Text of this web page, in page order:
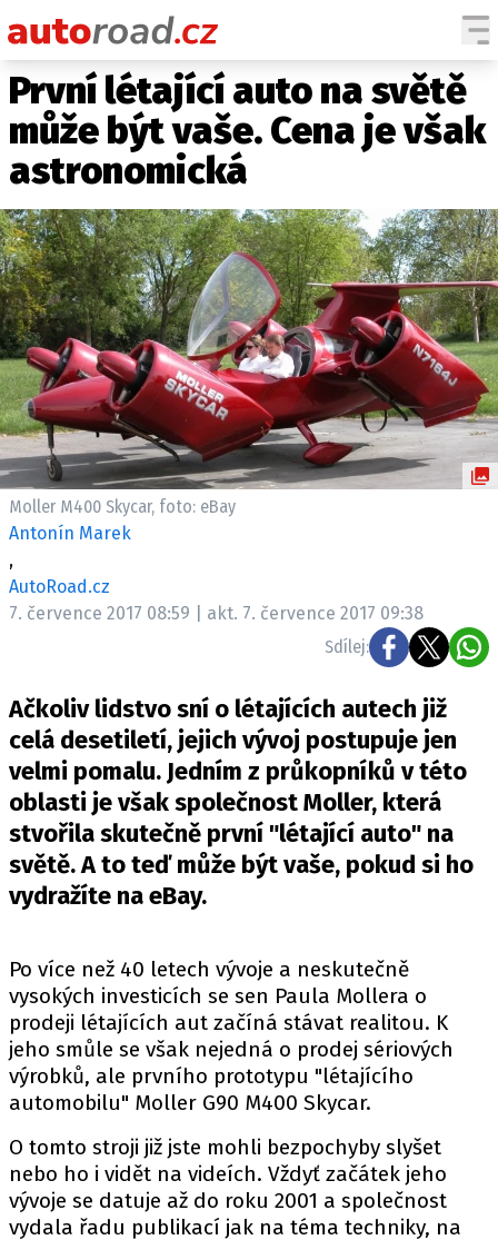
AUTA
TESTY AUT
NOVINKY
SPY
HISTORIE
ZAJÍMAVOSTI
TECHNIKA
EKONOMIKA
ČESKÝ TRH
TUNING
PROFI
ELEKTRO
OSTATNÍ
TISKOVKY
ROZHOVORY
DAKAR
Z DOMOVA
PIT LANE
ČEŠI V AKCI
FIA CEZ & POHÁRY
MEZINÁRODNÍ SCÉNA
SLEDUJTE NÁS NA|
Máte příběh, fotku nebo video?
První létající auto na světě
může být vaše. Cena je však
astronomická
Moller M400 Skycar, foto: eBay
Antonín Marek
,
AutoRoad.cz
7. července 2017 08:59 | akt. 7. července 2017 09:38
Sdílej:
Ačkoliv lidstvo sní o létajících autech již
celá desetiletí, jejich vývoj postupuje jen
velmi pomalu. Jedním z průkopníků v této
oblasti je však společnost Moller, která
stvořila skutečně první "létající auto" na
světě. A to teď může být vaše, pokud si ho
vydražíte na eBay.
Po více než 40 letech vývoje a neskutečně
vysokých investicích se sen Paula Mollera o
prodeji létajících aut začíná stávat realitou. K
jeho smůle se však nejedná o prodej sériových
výrobků, ale prvního prototypu "létajícího
automobilu" Moller G90 M400 Skycar.
O tomto stroji již jste mohli bezpochyby slyšet
nebo ho i vidět na videích. Vždyť začátek jeho
vývoje se datuje až do roku 2001 a společnost
vydala řadu publikací jak na téma techniky, na